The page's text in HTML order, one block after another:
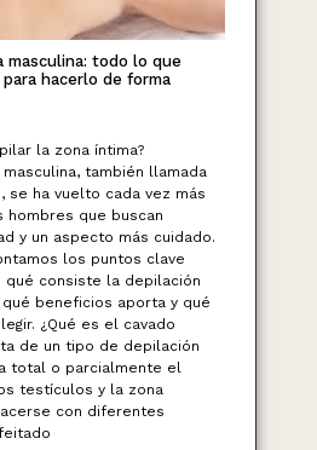
masculina: todo lo que
hacerlo de forma
la zona íntima?
también llamada
se ha vuelto cada vez más
hombres que buscan
y un aspecto más cuidado.
los puntos clave
qué consiste la depilación
qué beneficios aporta y qué
¿Qué es el cavado
de un tipo de depilación
total o parcialmente el
testículos y la zona
con diferentes